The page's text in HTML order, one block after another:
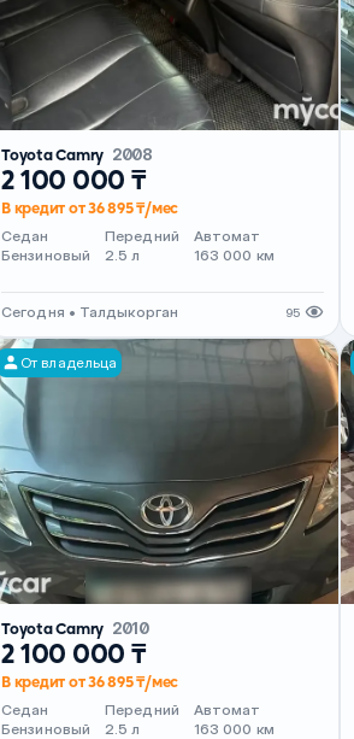
Toyota Camry 2008
2 100 000 ₸
В кредит от 36 895 ₸/мес
Седан
Бензиновый
Передний
2.5 л
Автомат
163 000 км
Сегодня • Талдыкорган 95
От владельца
Toyota Camry 2010
2 100 000 ₸
В кредит от 36 895 ₸/мес
Седан
Бензиновый
Передний
2.5 л
Автомат
163 000 км